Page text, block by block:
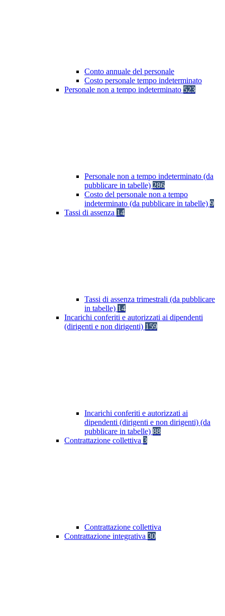
Conto annuale del personale
Costo personale tempo indeterminato
Personale non a tempo indeterminato 523
Personale non a tempo indeterminato (da
pubblicare in tabelle) 286
Costo del personale non a tempo
indeterminato (da pubblicare in tabelle) 9
Tassi di assenza 14
Tassi di assenza trimestrali (da pubblicare
in tabelle) 14
Incarichi conferiti e autorizzati ai dipendenti
(dirigenti e non dirigenti) 159
Incarichi conferiti e autorizzati ai
dipendenti (dirigenti e non dirigenti) (da
pubblicare in tabelle) 88
Contrattazione collettiva 3
Contrattazione collettiva
Contrattazione integrativa 30